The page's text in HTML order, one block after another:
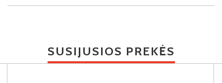
SUSIJUSIOS PREKĖS